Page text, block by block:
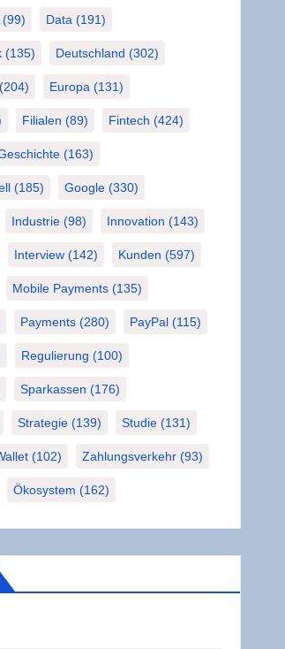
(99) Data (191)
(135) Deutschland (302)
(204) Europa (131)
Filialen (89) Fintech (424)
(163)
(185) Google (330)
Industrie (98) Innovation (143)
Interview (142) Kunden (597)
Mobile Payments (135)
Payments (280) PayPal (115)
Regulierung (100)
Sparkassen (176)
Strategie (139) Studie (131)
(102) Zahlungsverkehr (93)
Ökosystem (162)